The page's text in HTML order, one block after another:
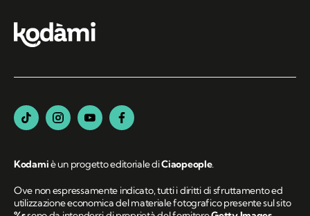
Kodamiè un progetto editoriale diCiaopeople.
Ove non espressamente indicato, tutti i diritti di sfruttamento ed
utilizzazione economica del materiale fotografico presente sul sito